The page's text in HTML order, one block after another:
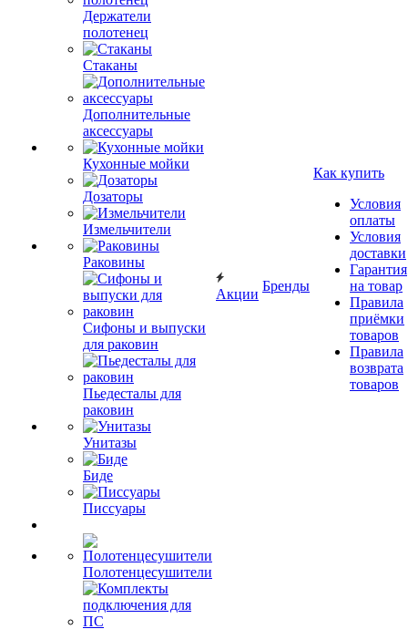
Держатели
полотенец
Стаканы
Дополнительные
аксессуары
Кухонные мойки
Дозаторы
Измельчители
Раковины
Сифоны и выпуски
для раковин
Пьедесталы для
раковин
Унитазы
Биде
Писсуары
Полотенцесушители
Акции
Бренды
Как купить
Условия
оплаты
Условия
доставки
Гарантия
на товар
Правила
приёмки
товаров
Правила
возврата
товаров